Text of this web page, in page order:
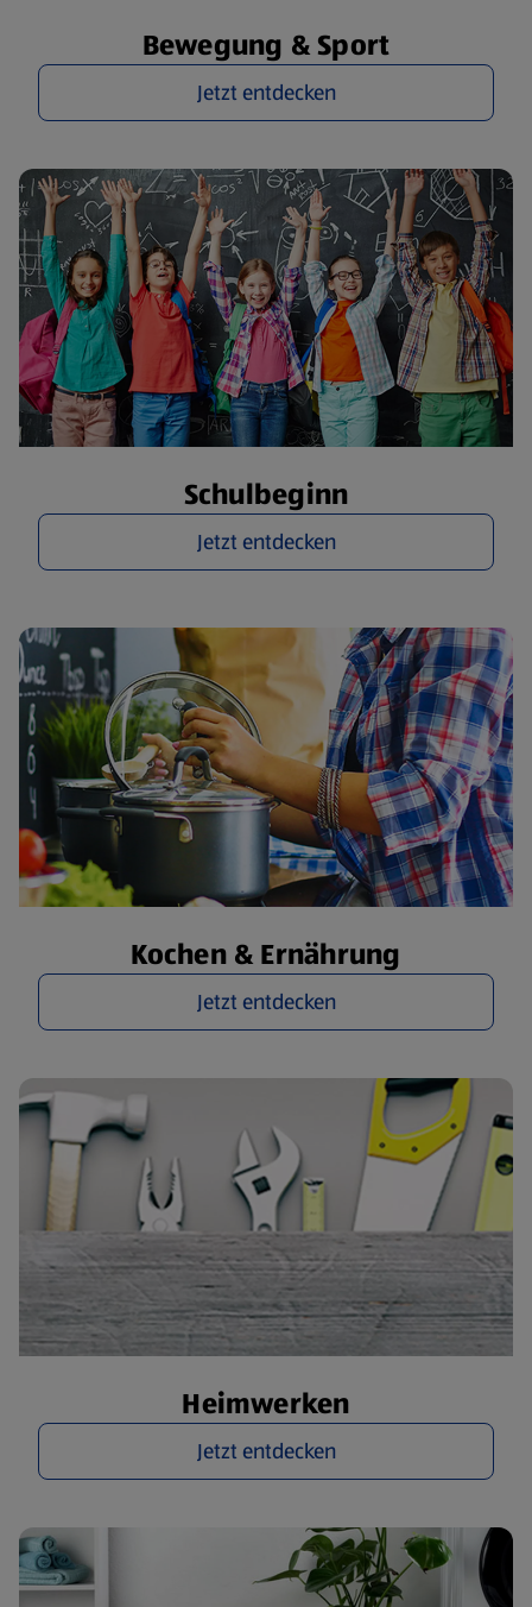
Bewegung & Sport
Jetzt entdecken
Schulbeginn
Jetzt entdecken
Kochen & Ernährung
Jetzt entdecken
Heimwerken
Jetzt entdecken